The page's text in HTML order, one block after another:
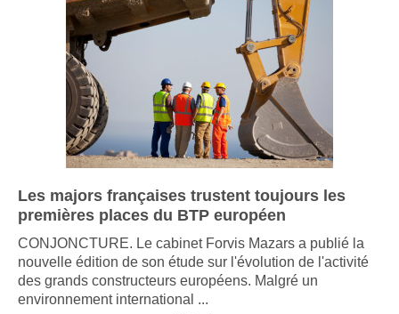
Les majors françaises trustent toujours les
premières places du BTP européen
CONJONCTURE. Le cabinet Forvis Mazars a publié la
nouvelle édition de son étude sur l'évolution de l'activité
des grands constructeurs européens. Malgré un
environnement international ...